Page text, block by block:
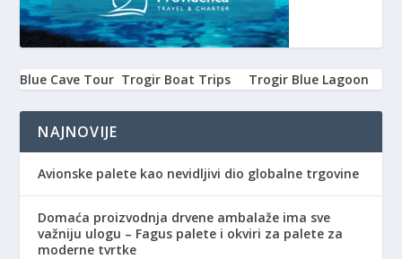
Blue Cave Tour Trogir Boat Trips Trogir Blue Lagoon
NAJNOVIJE
Avionske palete kao nevidljivi dio globalne trgovine
Domaća proizvodnja drvene ambalaže ima sve
važniju ulogu – Fagus palete i okviri za palete za
moderne tvrtke